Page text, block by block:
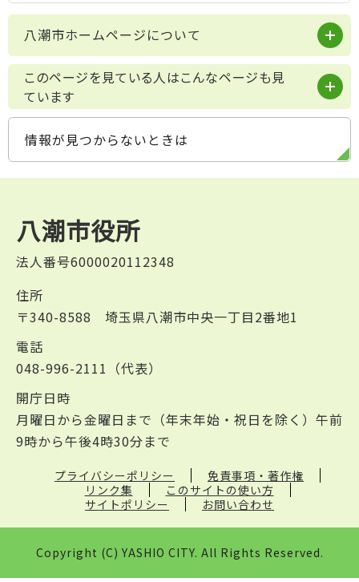
八潮市ホームページについて
このページを見ている人はこんなページも見
ています
情報が見つからないときは
八潮市役所
法人番号6000020112348
住所
〒340-8588 埼玉県八潮市中央一丁目2番地1
電話
048-996-2111（代表）
開庁日時
月曜日から金曜日まで（年末年始・祝日を除く）午前
9時から午後4時30分まで
プライバシーポリシー
免責事項・著作権
リンク集
このサイトの使い方
サイトポリシー
お問い合わせ
Copyright (C) YASHIO CITY. All Rights Reserved.